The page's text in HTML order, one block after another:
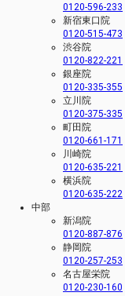
0120-596-233
新宿東口院
0120-515-473
渋谷院
0120-822-221
銀座院
0120-335-355
立川院
0120-375-335
町田院
0120-661-171
川崎院
0120-635-221
横浜院
0120-635-222
中部
新潟院
0120-887-876
静岡院
0120-257-253
名古屋栄院
0120-230-160